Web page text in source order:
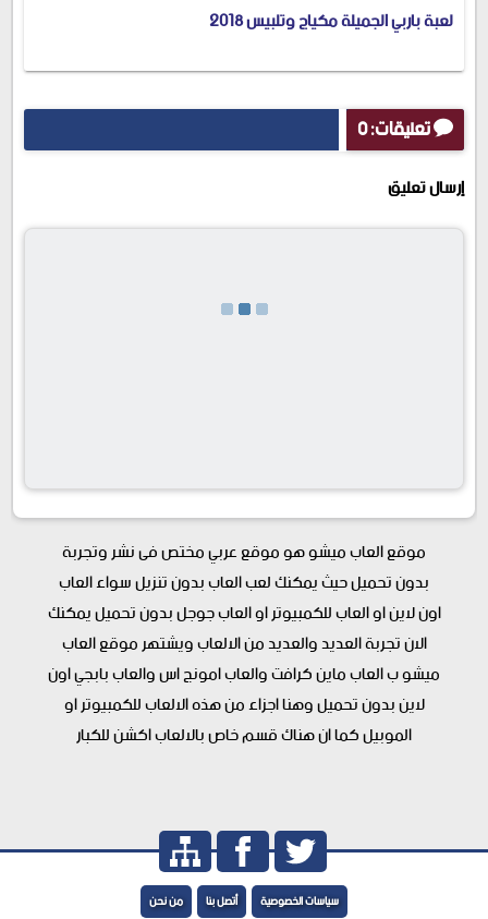
لعبة باربي الجميلة مكياج وتلبيس 2018
تعليقات: 0
إرسال تعليق
موقع العاب ميشو هو موقع عربي مختص فى نشر وتجربة
بدون تحميل حيث يمكنك لعب العاب بدون تنزيل سواء العاب
اون لاين او العاب للكمبيوتر او العاب جوجل بدون تحميل يمكنك
الان تجربة العديد والعديد من الالعاب ويشتهر موقع العاب
ميشو ب العاب ماين كرافت والعاب امونج اس والعاب بابجي اون
لاين بدون تحميل وهنا اجزاء من هذه الالعاب للكمبيوتر او
الموبيل كما ان هناك قسم خاص بالالعاب اكشن للكبار
سياسات الخصوصية أتصل بنا من نحن